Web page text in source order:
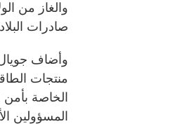
والغاز من
صادرات
وأضاف
منتجات
الخاصة